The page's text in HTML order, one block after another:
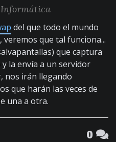
Informática
del que todo el mundo
que tal funciona...
que captura
la envía a un servidor
nos irán llegando
que harán las veces de
una a otra.
0